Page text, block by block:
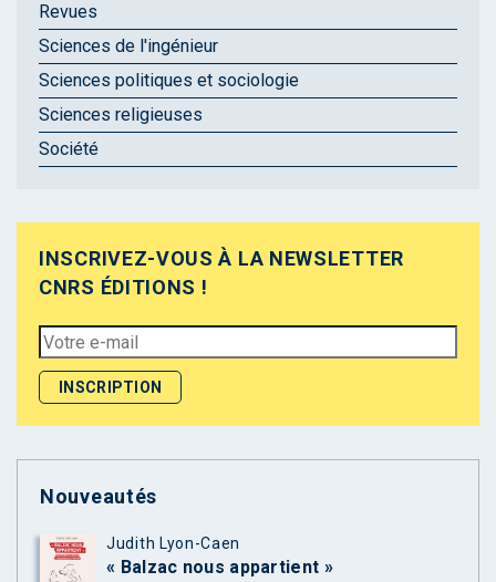
Revues
Sciences de l'ingénieur
Sciences politiques et sociologie
Sciences religieuses
Société
INSCRIVEZ-VOUS À LA NEWSLETTER
CNRS ÉDITIONS !
Nouveautés
Judith Lyon-Caen
« Balzac nous appartient »